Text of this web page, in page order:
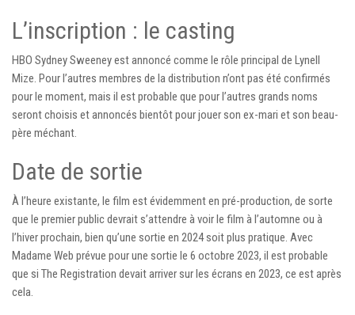
L’inscription : le casting
HBO Sydney Sweeney est annoncé comme le rôle principal de Lynell
Mize. Pour l’autres membres de la distribution n’ont pas été confirmés
pour le moment, mais il est probable que pour l’autres grands noms
seront choisis et annoncés bientôt pour jouer son ex-mari et son beau-
père méchant.
Date de sortie
À l’heure existante, le film est évidemment en pré-production, de sorte
que le premier public devrait s’attendre à voir le film à l’automne ou à
l’hiver prochain, bien qu’une sortie en 2024 soit plus pratique. Avec
Madame Web prévue pour une sortie le 6 octobre 2023, il est probable
que si The Registration devait arriver sur les écrans en 2023, ce est après
cela.